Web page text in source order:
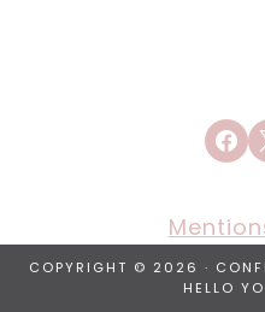
COPYRIGHT © 2026 ·
HELLO